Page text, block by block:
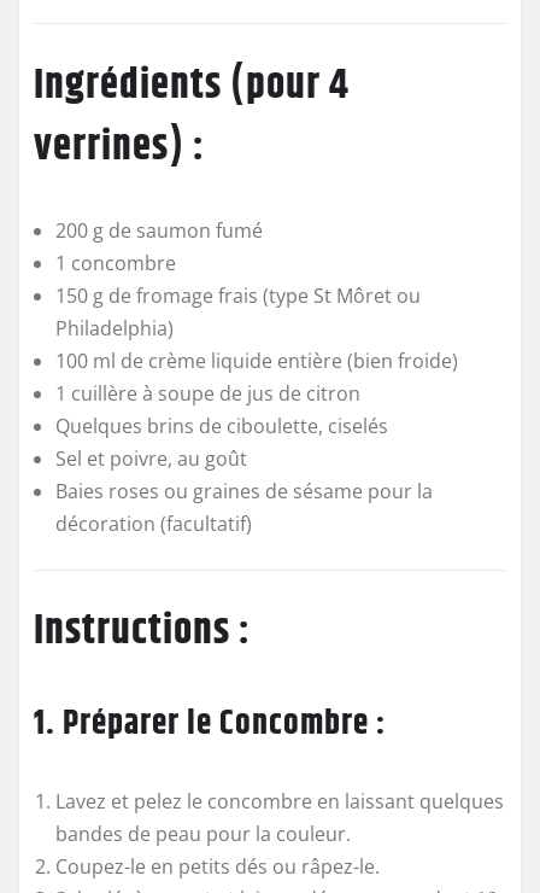
Ingrédients (pour 4
verrines) :
200 g de saumon fumé
1 concombre
150 g de fromage frais (type St Môret ou
Philadelphia)
100 ml de crème liquide entière (bien froide)
1 cuillère à soupe de jus de citron
Quelques brins de ciboulette, ciselés
Sel et poivre, au goût
Baies roses ou graines de sésame pour la
décoration (facultatif)
Instructions :
1. Préparer le Concombre :
Lavez et pelez le concombre en laissant quelques
bandes de peau pour la couleur.
Coupez-le en petits dés ou râpez-le.